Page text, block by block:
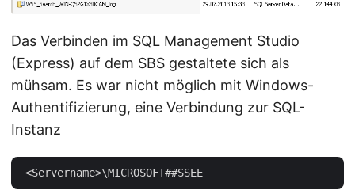
Das Verbinden im SQL Management Studio
(Express) auf dem SBS gestaltete sich als
mühsam. Es war nicht möglich mit Windows-
Authentifizierung, eine Verbindung zur SQL-
Instanz